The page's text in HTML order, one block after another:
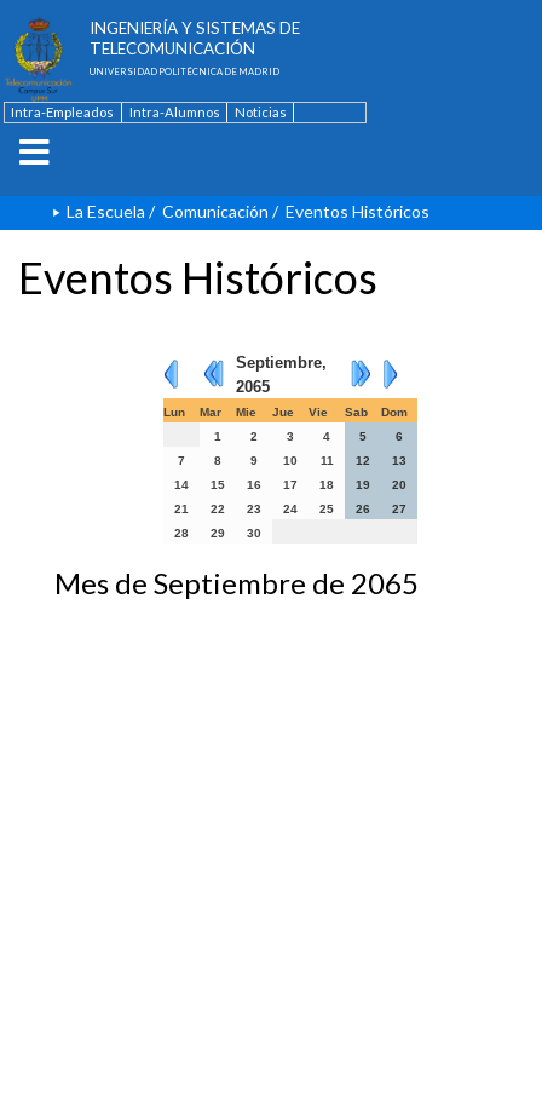
INGENIERÍA Y SISTEMAS DE
TELECOMUNICACIÓN
UNIVERSIDAD POLITÉCNICA DE MADRID
Intra-Empleados Intra-Alumnos
Noticias
La Escuela / Comunicación / Eventos Históricos
Eventos Históricos
Septiembre,
2065
Lun Mar Mie Jue Vie Sab
Dom
1
2 3 4 5
6
7
8 9 10 11 12
13
14
15 16 17 18 19
20
21
22 23 24 25 26
27
28
29 30
Mes de Septiembre de 2065